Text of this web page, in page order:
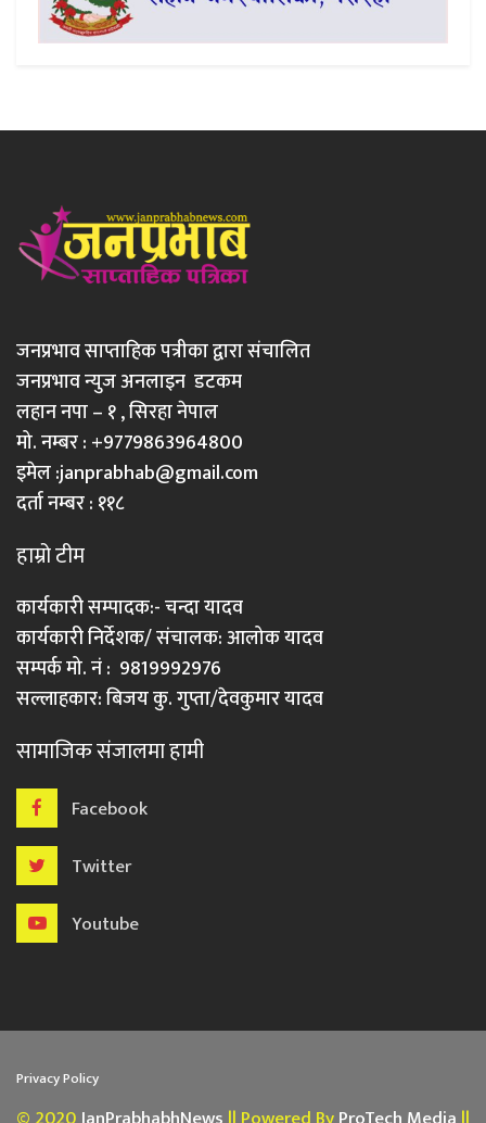
जनप्रभाव साप्ताहिक पत्रीका द्वारा संचालित
जनप्रभाव न्युज अनलाइन डटकम
लहान नपा – १ , सिरहा नेपाल
मो. नम्बर : +9779863964800
इमेल :janprabhab@gmail.com
दर्ता नम्बर : ११८
हाम्रो टीम
कार्यकारी सम्पादक:- चन्दा यादव
कार्यकारी निर्देशक/ संचालक: आलोक यादव
सम्पर्क मो. नं : 9819992976
सल्लाहकार: बिजय कु. गुप्ता/देवकुमार यादव
सामाजिक संजालमा हामी
Facebook
Twitter
Youtube
Privacy Policy